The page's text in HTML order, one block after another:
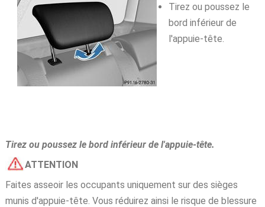
Tirez ou poussez le
bord inférieur de
l'appuie-tête.
Tirez ou poussez le bord inférieur de l'appuie-tête.
ATTENTION
Faites asseoir les occupants uniquement sur des sièges
munis d'appuie-tête. Vous réduirez ainsi le risque de blessure